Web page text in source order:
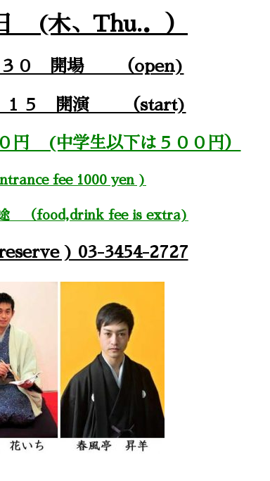
(木、Thu.．）
３０ 開場 （open)
１５ 開演 （start)
円 (中学生以下は５００円）
fee 1000 yen )
途 （food,drink fee is extra)
) 03-3454-2727